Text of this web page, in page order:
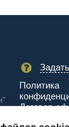
Политика
Договор-